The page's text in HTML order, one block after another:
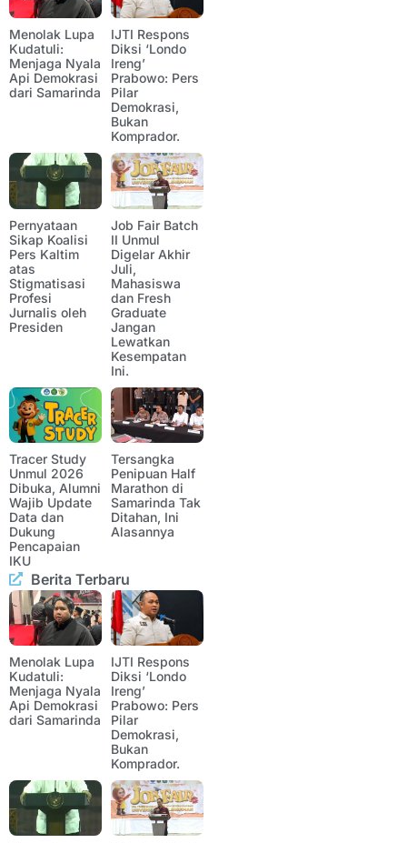
Menolak Lupa
Kudatuli:
Menjaga Nyala
Api Demokrasi
dari Samarinda
IJTI Respons
Diksi ‘Londo
Ireng’
Prabowo: Pers
Pilar
Demokrasi,
Bukan
Komprador.
Pernyataan
Sikap Koalisi
Pers Kaltim
atas
Stigmatisasi
Profesi
Jurnalis oleh
Presiden
Job Fair Batch
II Unmul
Digelar Akhir
Juli,
Mahasiswa
dan Fresh
Graduate
Jangan
Lewatkan
Kesempatan
Ini.
Tracer Study
Unmul 2026
Dibuka, Alumni
Wajib Update
Data dan
Dukung
Pencapaian
IKU
Tersangka
Penipuan Half
Marathon di
Samarinda Tak
Ditahan, Ini
Alasannya
Berita Terbaru
Menolak Lupa
Kudatuli:
Menjaga Nyala
Api Demokrasi
dari Samarinda
IJTI Respons
Diksi ‘Londo
Ireng’
Prabowo: Pers
Pilar
Demokrasi,
Bukan
Komprador.